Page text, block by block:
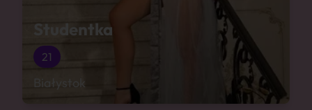
Studentka
21
Białystok